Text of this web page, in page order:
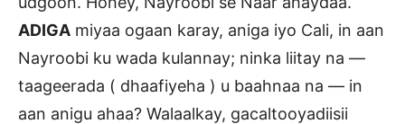
ADIGA miyaa ogaan karay, aniga iyo Cali, in aan
Nayroobi ku wada kulannay; ninka liitay na —
taageerada ( dhaafiyeha ) u baahnaa na — in
aan anigu ahaa? Walaalkay, gacaltooyadiisii